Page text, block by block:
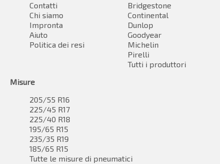
Contatti
Chi siamo
Impronta
Aiuto
Politica dei resi
Bridgestone
Continental
Dunlop
Goodyear
Michelin
Pirelli
Tutti i produttori
Misure
205/55 R16
225/45 R17
225/40 R18
195/65 R15
235/35 R19
185/65 R15
Tutte le misure di pneumatici